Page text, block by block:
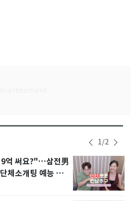
1/2
억 써요?"…삼전男
체소개팅 예능 화